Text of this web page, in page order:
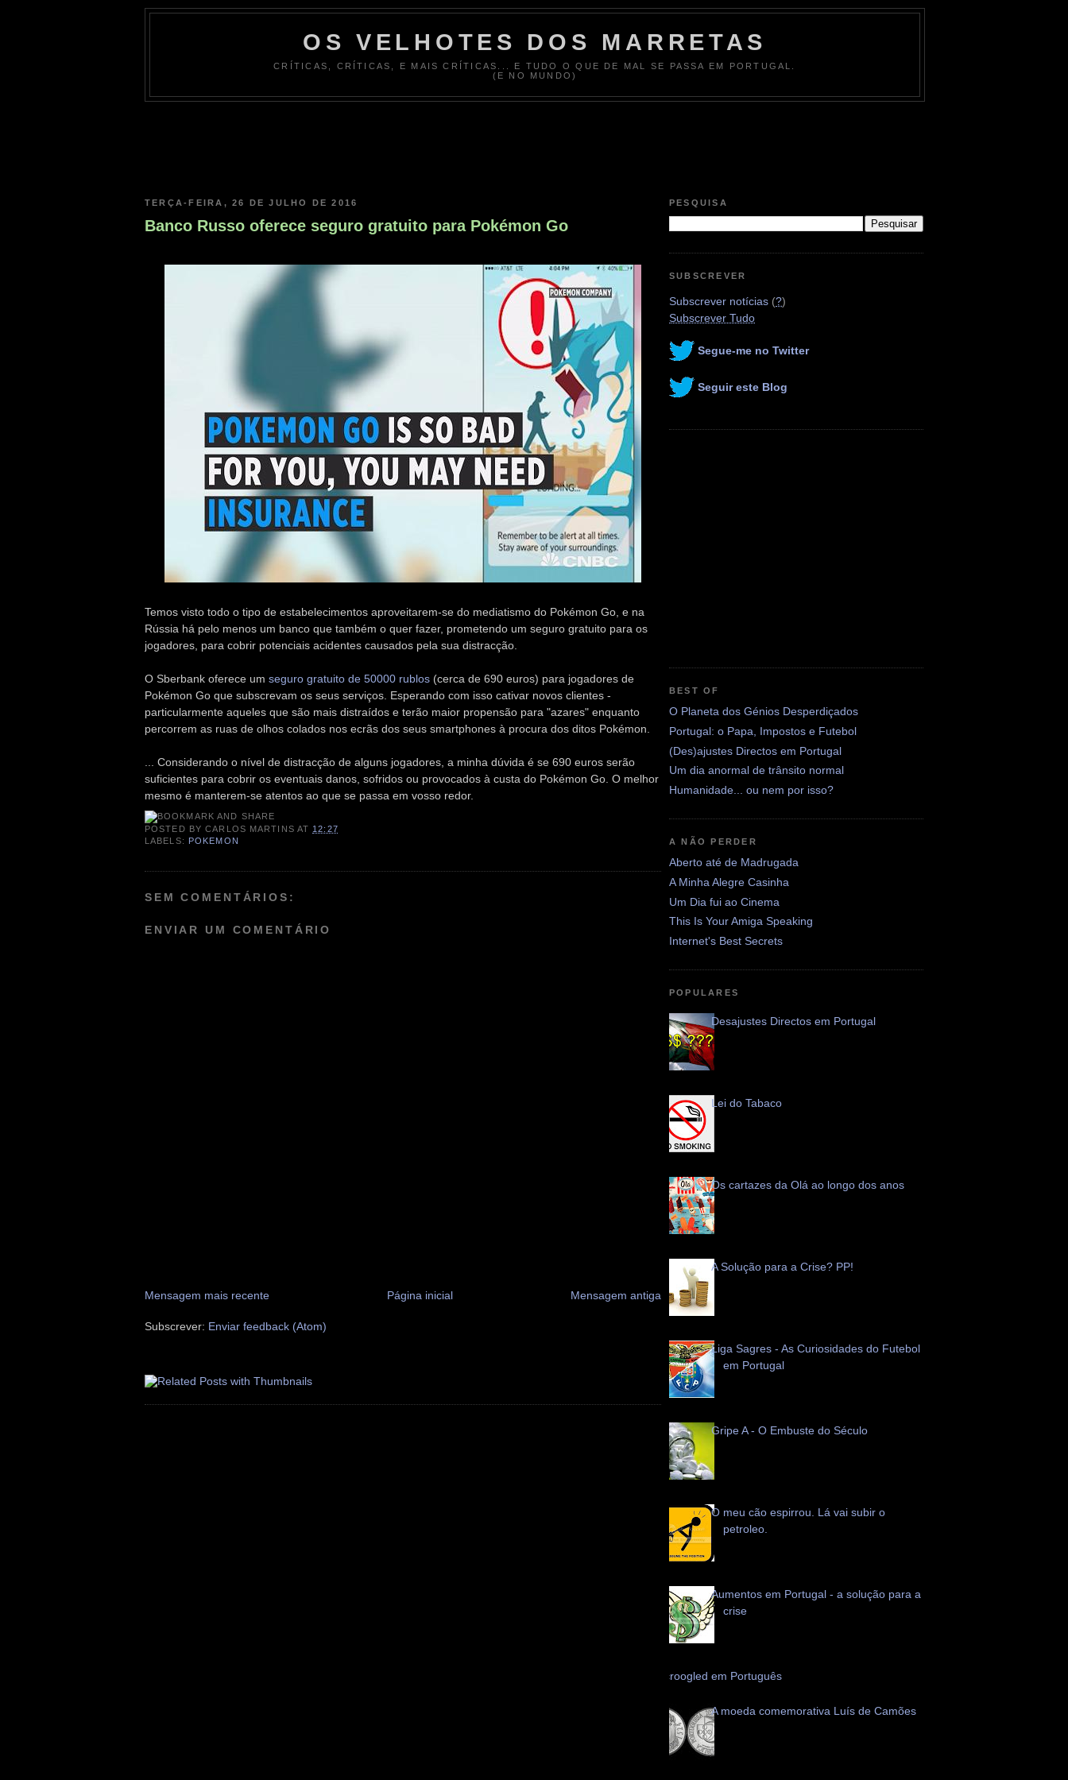
OS VELHOTES DOS MARRETAS
CRÍTICAS, CRÍTICAS, E MAIS CRÍTICAS... E TUDO O QUE DE MAL SE PASSA EM PORTUGAL.
(E NO MUNDO)
TERÇA-FEIRA, 26 DE JULHO DE 2016
Banco Russo oferece seguro gratuito para Pokémon Go
Temos visto todo o tipo de estabelecimentos aproveitarem-se do mediatismo do Pokémon Go, e na
Rússia há pelo menos um banco que também o quer fazer, prometendo um seguro gratuito para os
jogadores, para cobrir potenciais acidentes causados pela sua distracção.
O Sberbank oferece um seguro gratuito de 50000 rublos (cerca de 690 euros) para jogadores de
Pokémon Go que subscrevam os seus serviços. Esperando com isso cativar novos clientes -
particularmente aqueles que são mais distraídos e terão maior propensão para "azares" enquanto
percorrem as ruas de olhos colados nos ecrãs dos seus smartphones à procura dos ditos Pokémon.
... Considerando o nível de distracção de alguns jogadores, a minha dúvida é se 690 euros serão
suficientes para cobrir os eventuais danos, sofridos ou provocados à custa do Pokémon Go. O melhor
mesmo é manterem-se atentos ao que se passa em vosso redor.
POSTED BYCARLOS MARTINS AT 12:27
LABELS:
POKEMON
SEM COMENTÁRIOS:
ENVIAR UM COMENTÁRIO
Mensagem mais recente Mensagem antiga
Página inicial
Subscrever: Enviar feedback (Atom)
PESQUISA
SUBSCREVER
Subscrever notícias (?)
Subscrever Tudo
Segue-me no Twitter
Seguir este Blog
BEST OF
O Planeta dos Génios Desperdiçados
Portugal: o Papa, Impostos e Futebol
(Des)ajustes Directos em Portugal
Um dia anormal de trânsito normal
Humanidade... ou nem por isso?
A NÃO PERDER
Aberto até de Madrugada
A Minha Alegre Casinha
Um Dia fui ao Cinema
This Is Your Amiga Speaking
Internet's Best Secrets
POPULARES
Desajustes Directos em Portugal
Lei do Tabaco
Os cartazes da Olá ao longo dos anos
A Solução para a Crise? PP!
Liga Sagres - As Curiosidades do Futebol
em Portugal
Gripe A - O Embuste do Século
O meu cão espirrou. Lá vai subir o
petroleo.
Aumentos em Portugal - a solução para a
crise
Scroogled em Português
A moeda comemorativa Luís de Camões